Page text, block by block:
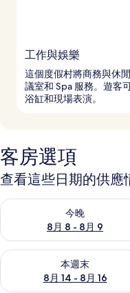
工作與娛樂
這個度假村將商務與休
議室和 Spa 服務。遊客
浴缸和現場表演。
客房選項
查看這些日期的供應
今晚
8月 8 - 8月 9
查看今晚 (8月 8 - 8月 9) 的
本週末
8月 14 - 8月 16
查看本週末 (8月 14 - 8月